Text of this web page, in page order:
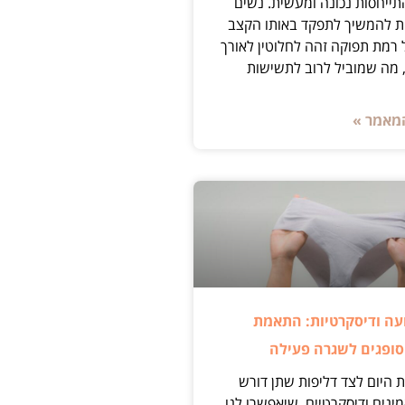
להמשיך לתפקד באותו הקצב
רמת תפוקה זהה לחלוטין לאורך
מה שמוביל לרוב לתשישות
»
ודיסקרטיות: התאמת
לשגרה פעילה
היום לצד דליפות שתן דורש